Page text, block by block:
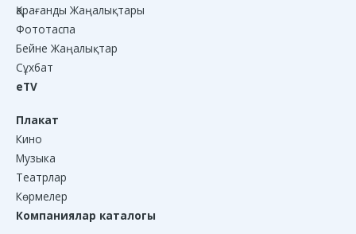
Қарағанды Жаңалықтары
Фототаспа
Бейне Жаңалықтар
Сұхбат
eTV
Плакат
Кино
Музыка
Театрлар
Көрмелер
Компаниялар каталогы